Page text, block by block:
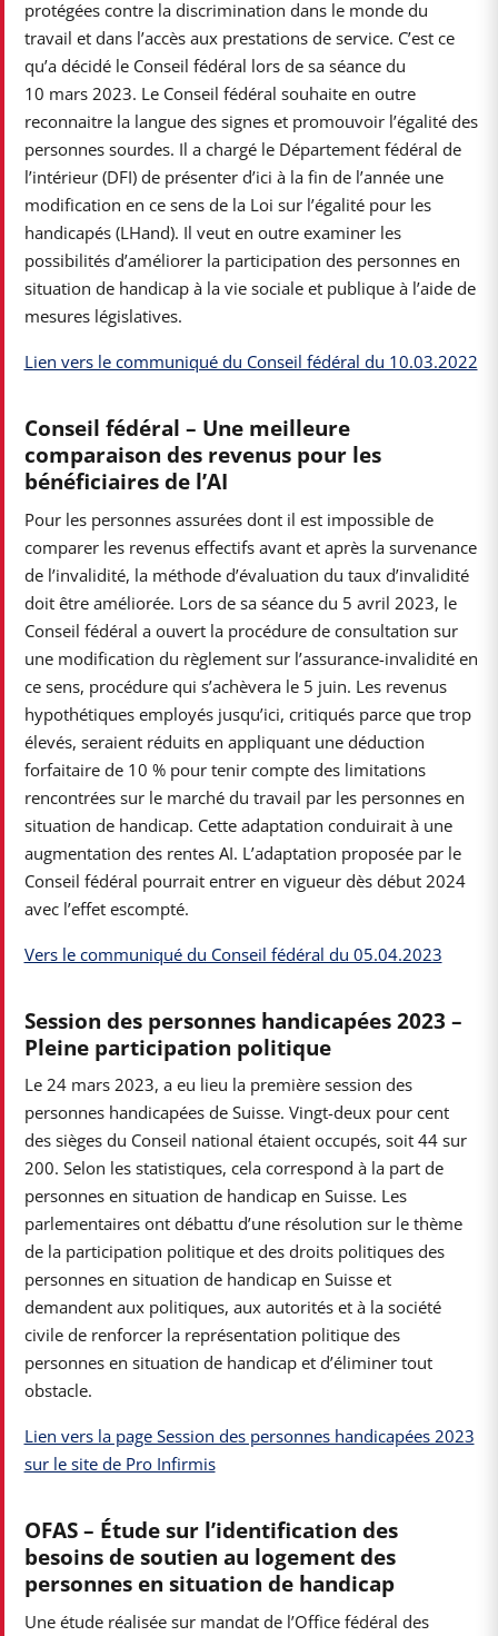
protégées contre la discrimination dans le monde du
travail et dans l’accès aux prestations de service. C’est ce
qu’a décidé le Conseil fédéral lors de sa séance du
10 mars 2023. Le Conseil fédéral souhaite en outre
reconnaitre la langue des signes et promouvoir l’égalité des
personnes sourdes. Il a chargé le Département fédéral de
l’intérieur (DFI) de présenter d’ici à la fin de l’année une
modification en ce sens de la Loi sur l’égalité pour les
handicapés (LHand). Il veut en outre examiner les
possibilités d’améliorer la participation des personnes en
situation de handicap à la vie sociale et publique à l’aide de
mesures législatives.
Lien vers le communiqué du Conseil fédéral du 10.03.2022
Conseil fédéral – Une meilleure
comparaison des revenus pour les
bénéficiaires de l’AI
Pour les personnes assurées dont il est impossible de
comparer les revenus effectifs avant et après la survenance
de l’invalidité, la méthode d’évaluation du taux d’invalidité
doit être améliorée. Lors de sa séance du 5 avril 2023, le
Conseil fédéral a ouvert la procédure de consultation sur
une modification du règlement sur l’assurance-invalidité en
ce sens, procédure qui s’achèvera le 5 juin. Les revenus
hypothétiques employés jusqu’ici, critiqués parce que trop
élevés, seraient réduits en appliquant une déduction
forfaitaire de 10 % pour tenir compte des limitations
rencontrées sur le marché du travail par les personnes en
situation de handicap. Cette adaptation conduirait à une
augmentation des rentes AI. L’adaptation proposée par le
Conseil fédéral pourrait entrer en vigueur dès début 2024
avec l’effet escompté.
Vers le communiqué du Conseil fédéral du 05.04.2023
Session des personnes handicapées 2023 –
Pleine participation politique
Le 24 mars 2023, a eu lieu la première session des
personnes handicapées de Suisse. Vingt-deux pour cent
des sièges du Conseil national étaient occupés, soit 44 sur
200. Selon les statistiques, cela correspond à la part de
personnes en situation de handicap en Suisse. Les
parlementaires ont débattu d’une résolution sur le thème
de la participation politique et des droits politiques des
personnes en situation de handicap en Suisse et
demandent aux politiques, aux autorités et à la société
civile de renforcer la représentation politique des
personnes en situation de handicap et d’éliminer tout
obstacle.
Lien vers la page Session des personnes handicapées 2023
sur le site de Pro Infirmis
OFAS – Étude sur l’identification des
besoins de soutien au logement des
personnes en situation de handicap
Une étude réalisée sur mandat de l’Office fédéral des